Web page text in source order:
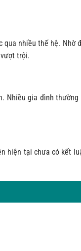
qua nhiều thế hệ. Nhờ
trội.
Nhiều gia đình thường
hiện tại chưa có kết